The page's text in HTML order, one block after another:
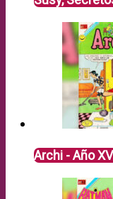
Archi - Año